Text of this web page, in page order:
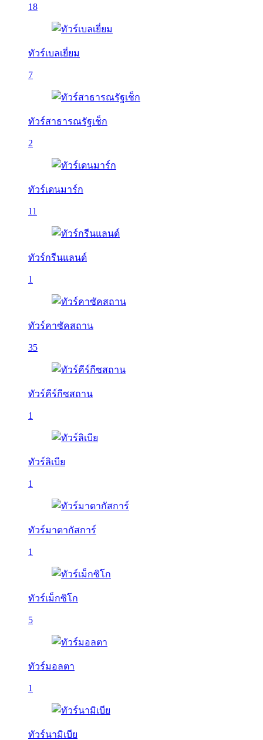
18
ทัวร์เบลเยี่ยม
7
ทัวร์สาธารณรัฐเช็ก
2
ทัวร์เดนมาร์ก
11
ทัวร์กรีนแลนด์
1
ทัวร์คาซัคสถาน
35
ทัวร์คีร์กีซสถาน
1
ทัวร์ลิเบีย
1
ทัวร์มาดากัสการ์
1
ทัวร์เม็กซิโก
5
ทัวร์มอลตา
1
ทัวร์นามิเบีย